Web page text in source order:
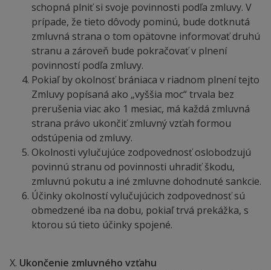
schopná plniť si svoje povinnosti podľa zmluvy. V
prípade, že tieto dôvody pominú, bude dotknutá
zmluvná strana o tom opätovne informovať druhú
stranu a zároveň bude pokračovať v plnení
povinností podľa zmluvy.
Pokiaľ by okolnosť brániaca v riadnom plnení tejto
Zmluvy popísaná ako „vyššia moc“ trvala bez
prerušenia viac ako 1 mesiac, má každá zmluvná
strana právo ukončiť zmluvný vzťah formou
odstúpenia od zmluvy.
Okolnosti vylučujúce zodpovednosť oslobodzujú
povinnú stranu od povinnosti uhradiť škodu,
zmluvnú pokutu a iné zmluvne dohodnuté sankcie.
Účinky okolností vylučujúcich zodpovednosť sú
obmedzené iba na dobu, pokiaľ trvá prekážka, s
ktorou sú tieto účinky spojené.
Ukončenie zmluvného vzťahu